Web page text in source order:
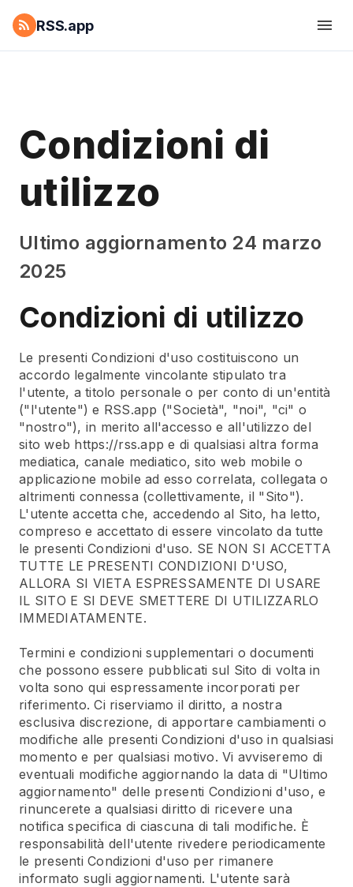
RSS.app
Condizioni di
utilizzo
Ultimo aggiornamento 24 marzo
2025
Condizioni di utilizzo
Le presenti Condizioni d'uso costituiscono un
accordo legalmente vincolante stipulato tra
l'utente, a titolo personale o per conto di un'entità
("l'utente") e RSS.app ("Società", "noi", "ci" o
"nostro"), in merito all'accesso e all'utilizzo del
sito web https://rss.app e di qualsiasi altra forma
mediatica, canale mediatico, sito web mobile o
applicazione mobile ad esso correlata, collegata o
altrimenti connessa (collettivamente, il "Sito").
L'utente accetta che, accedendo al Sito, ha letto,
compreso e accettato di essere vincolato da tutte
le presenti Condizioni d'uso. SE NON SI ACCETTA
TUTTE LE PRESENTI CONDIZIONI D'USO,
ALLORA SI VIETA ESPRESSAMENTE DI USARE
IL SITO E SI DEVE SMETTERE DI UTILIZZARLO
IMMEDIATAMENTE.
Termini e condizioni supplementari o documenti
che possono essere pubblicati sul Sito di volta in
volta sono qui espressamente incorporati per
riferimento. Ci riserviamo il diritto, a nostra
esclusiva discrezione, di apportare cambiamenti o
modifiche alle presenti Condizioni d'uso in qualsiasi
momento e per qualsiasi motivo. Vi avviseremo di
eventuali modifiche aggiornando la data di "Ultimo
aggiornamento" delle presenti Condizioni d'uso, e
rinuncerete a qualsiasi diritto di ricevere una
notifica specifica di ciascuna di tali modifiche. È
responsabilità dell'utente rivedere periodicamente
le presenti Condizioni d'uso per rimanere
informato sugli aggiornamenti. L'utente sarà